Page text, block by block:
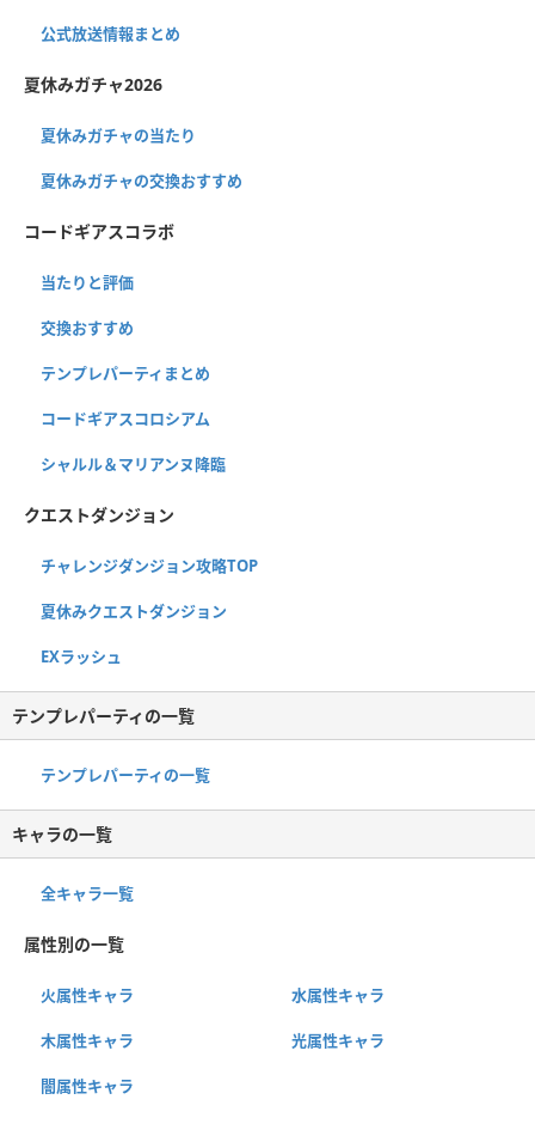
公式放送情報まとめ
夏休みガチャ2026
夏休みガチャの当たり
夏休みガチャの交換おすすめ
コードギアスコラボ
当たりと評価
交換おすすめ
テンプレパーティまとめ
コードギアスコロシアム
シャルル＆マリアンヌ降臨
クエストダンジョン
チャレンジダンジョン攻略TOP
夏休みクエストダンジョン
EXラッシュ
テンプレパーティの一覧
テンプレパーティの一覧
キャラの一覧
全キャラ一覧
属性別の一覧
火属性キャラ 水属性キャラ
木属性キャラ 光属性キャラ
闇属性キャラ